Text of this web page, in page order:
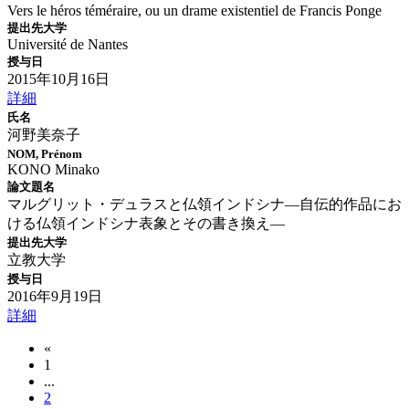
Vers le héros téméraire, ou un drame existentiel de Francis Ponge
提出先大学
Université de Nantes
授与日
2015年10月16日
詳細
氏名
河野美奈子
NOM, Prénom
KONO Minako
論文題名
マルグリット・デュラスと仏領インドシナ―自伝的作品にお
ける仏領インドシナ表象とその書き換え―
提出先大学
立教大学
授与日
2016年9月19日
詳細
«
1
...
2